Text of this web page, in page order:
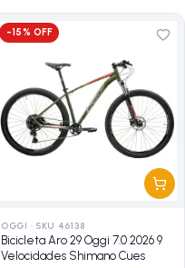
-15% OFF
OGGI · SKU 46138
Bicicleta Aro 29 Oggi 7.0 2026 9
Velocidades Shimano Cues